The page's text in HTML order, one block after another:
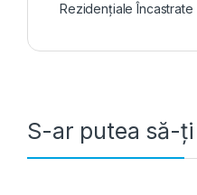
Rezidențiale Încastrate
S-ar putea să-